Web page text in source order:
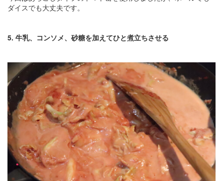
ダイスでも大丈夫です。
5. 牛乳、コンソメ、砂糖を加えてひと煮立ちさせる